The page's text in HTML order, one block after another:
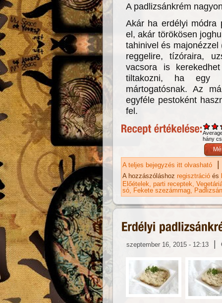
A padlizsánkrém
Akár ha erdélyi módra
el, akár törökösen
tahinivel és
reggelire, tízóraira,
vacsora is
tiltakozni, ha egy
mártogatósnak. Az
egyféle pestoként
fel.
hány
A teljes bejegyzés itt olvasható |
A hozzászóláshoz regisztráció és
Előételek parti receptek
só
Fekete szezámmag Padlizsán
szeptember 16, 2015 - 12:13 |